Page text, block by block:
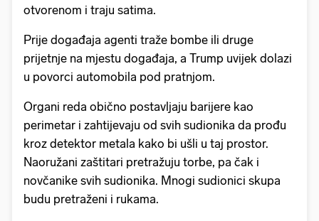
otvorenom i traju satima.
Prije događaja agenti traže bombe ili druge
prijetnje na mjestu događaja, a Trump uvijek dolazi
u povorci automobila pod pratnjom.
Organi reda obično postavljaju barijere kao
perimetar i zahtijevaju od svih sudionika da prođu
kroz detektor metala kako bi ušli u taj prostor.
Naoružani zaštitari pretražuju torbe, pa čak i
novčanike svih sudionika. Mnogi sudionici skupa
budu pretraženi i rukama.